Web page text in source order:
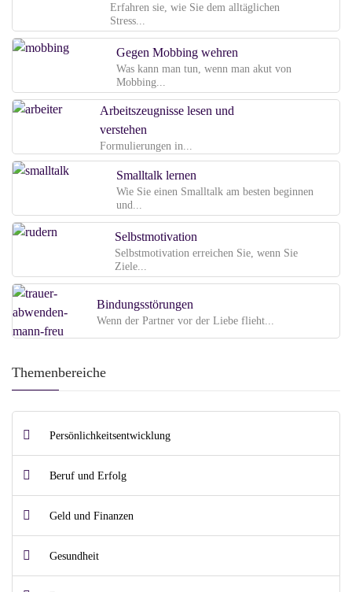
Erfahren sie, wie Sie dem alltäglichen
Stress...
Gegen Mobbing wehren
Was kann man tun, wenn man akut von
Mobbing...
Arbeitszeugnisse lesen und
verstehen
Formulierungen in...
Smalltalk lernen
Wie Sie einen Smalltalk am besten beginnen
und...
Selbstmotivation
Selbstmotivation erreichen Sie, wenn Sie
Ziele...
Bindungsstörungen
Wenn der Partner vor der Liebe flieht...
Themenbereiche
Persönlichkeitsentwicklung
Beruf und Erfolg
Geld und Finanzen
Gesundheit